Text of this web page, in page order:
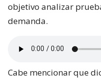
objetivo analizar
demanda.
Cabe mencionar que